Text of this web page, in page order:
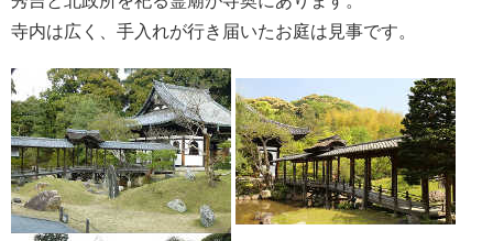
寺内は広く、手入れが行き届いたお庭は見事です。